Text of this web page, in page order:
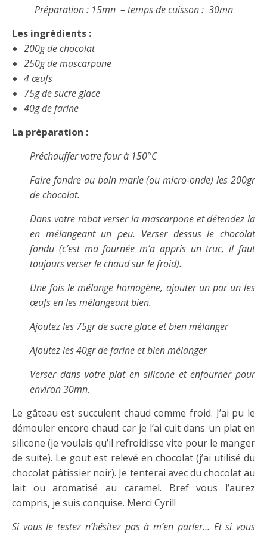
Préparation : 15mn – temps de cuisson : 30mn
Les ingrédients :
200g de chocolat
250g de mascarpone
4 œufs
75g de sucre glace
40g de farine
La préparation :
Préchauffer votre four à 150°C
Faire fondre au bain marie (ou micro-onde) les 200gr
de chocolat.
Dans votre robot verser la mascarpone et détendez la
en mélangeant un peu. Verser dessus le chocolat
fondu (c’est ma fournée m’a appris un truc, il faut
toujours verser le chaud sur le froid).
Une fois le mélange homogène, ajouter un par un les
œufs en les mélangeant bien.
Ajoutez les 75gr de sucre glace et bien mélanger
Ajoutez les 40gr de farine et bien mélanger
Verser dans votre plat en silicone et enfourner pour
environ 30mn.
Le gâteau est succulent chaud comme froid. J’ai pu le
démouler encore chaud car je l’ai cuit dans un plat en
silicone (je voulais qu’il refroidisse vite pour le manger
de suite). Le gout est relevé en chocolat (j’ai utilisé du
chocolat pâtissier noir). Je tenterai avec du chocolat au
lait ou aromatisé au caramel. Bref vous l’aurez
compris, je suis conquise. Merci Cyril!
Si vous le testez n’hésitez pas à m’en parler… Et si vous